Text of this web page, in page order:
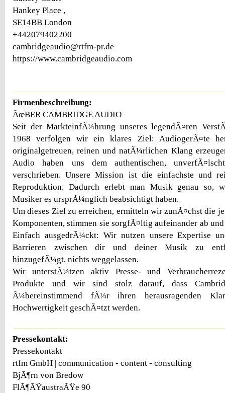
Hankey Place ,
SE14BB London
+442079402200
cambridgeaudio@rtfm-pr.de
https://www.cambridgeaudio.com
Firmenbeschreibung:
ÃœBER CAMBRIDGE AUDIO
Seit der MarkteinfÃ¼hrung unseres legendÃ¤ren
1968 verfolgen wir ein klares Ziel: AudiogerÃ¤te
originalgetreuen, reinen und natÃ¼rlichen Klang
Audio haben uns dem authentischen,
verschrieben. Unsere Mission ist die einfachste und
Reproduktion. Dadurch erlebt man Musik genau so,
Musiker es ursprÃ¼nglich beabsichtigt haben.
Um dieses Ziel zu erreichen, ermitteln wir zunÃ¤chst die
Komponenten, stimmen sie sorgfÃ¤ltig aufeinander ab und
Einfach ausgedrÃ¼ckt: Wir nutzen unsere Expertise
Barrieren zwischen dir und deiner Musik zu
hinzugefÃ¼gt, nichts weggelassen.
Wir unterstÃ¼tzen aktiv Presse- und
Produkte und wir sind stolz darauf, dass
Ã¼bereinstimmend fÃ¼r ihren herausragenden
Hochwertigkeit geschÃ¤tzt werden.
Pressekontakt:
Pressekontakt
rtfm GmbH | communication - content - consulting
BjÃ¶rn von Bredow
FlÃ¶ÃŸaustraÃŸe 90